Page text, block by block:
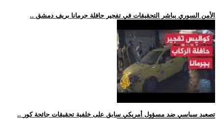
.. الأمن السوري يباشر التحقيقات في تفجير حافلة جرمانا بريف دمشق
.. تصعيد سياسي ضد مسؤول أمريكي سابق على خلفية تحقيقات جائحة كور